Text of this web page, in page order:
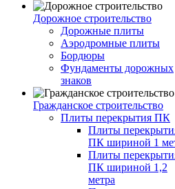
Дорожное строительство
Дорожные плиты
Аэродромные плиты
Бордюры
Фундаменты дорожных
знаков
Гражданское строительство
Плиты перекрытия ПК
Плиты
ПК шириной 1
Плиты
ПК шириной 1,2
метра